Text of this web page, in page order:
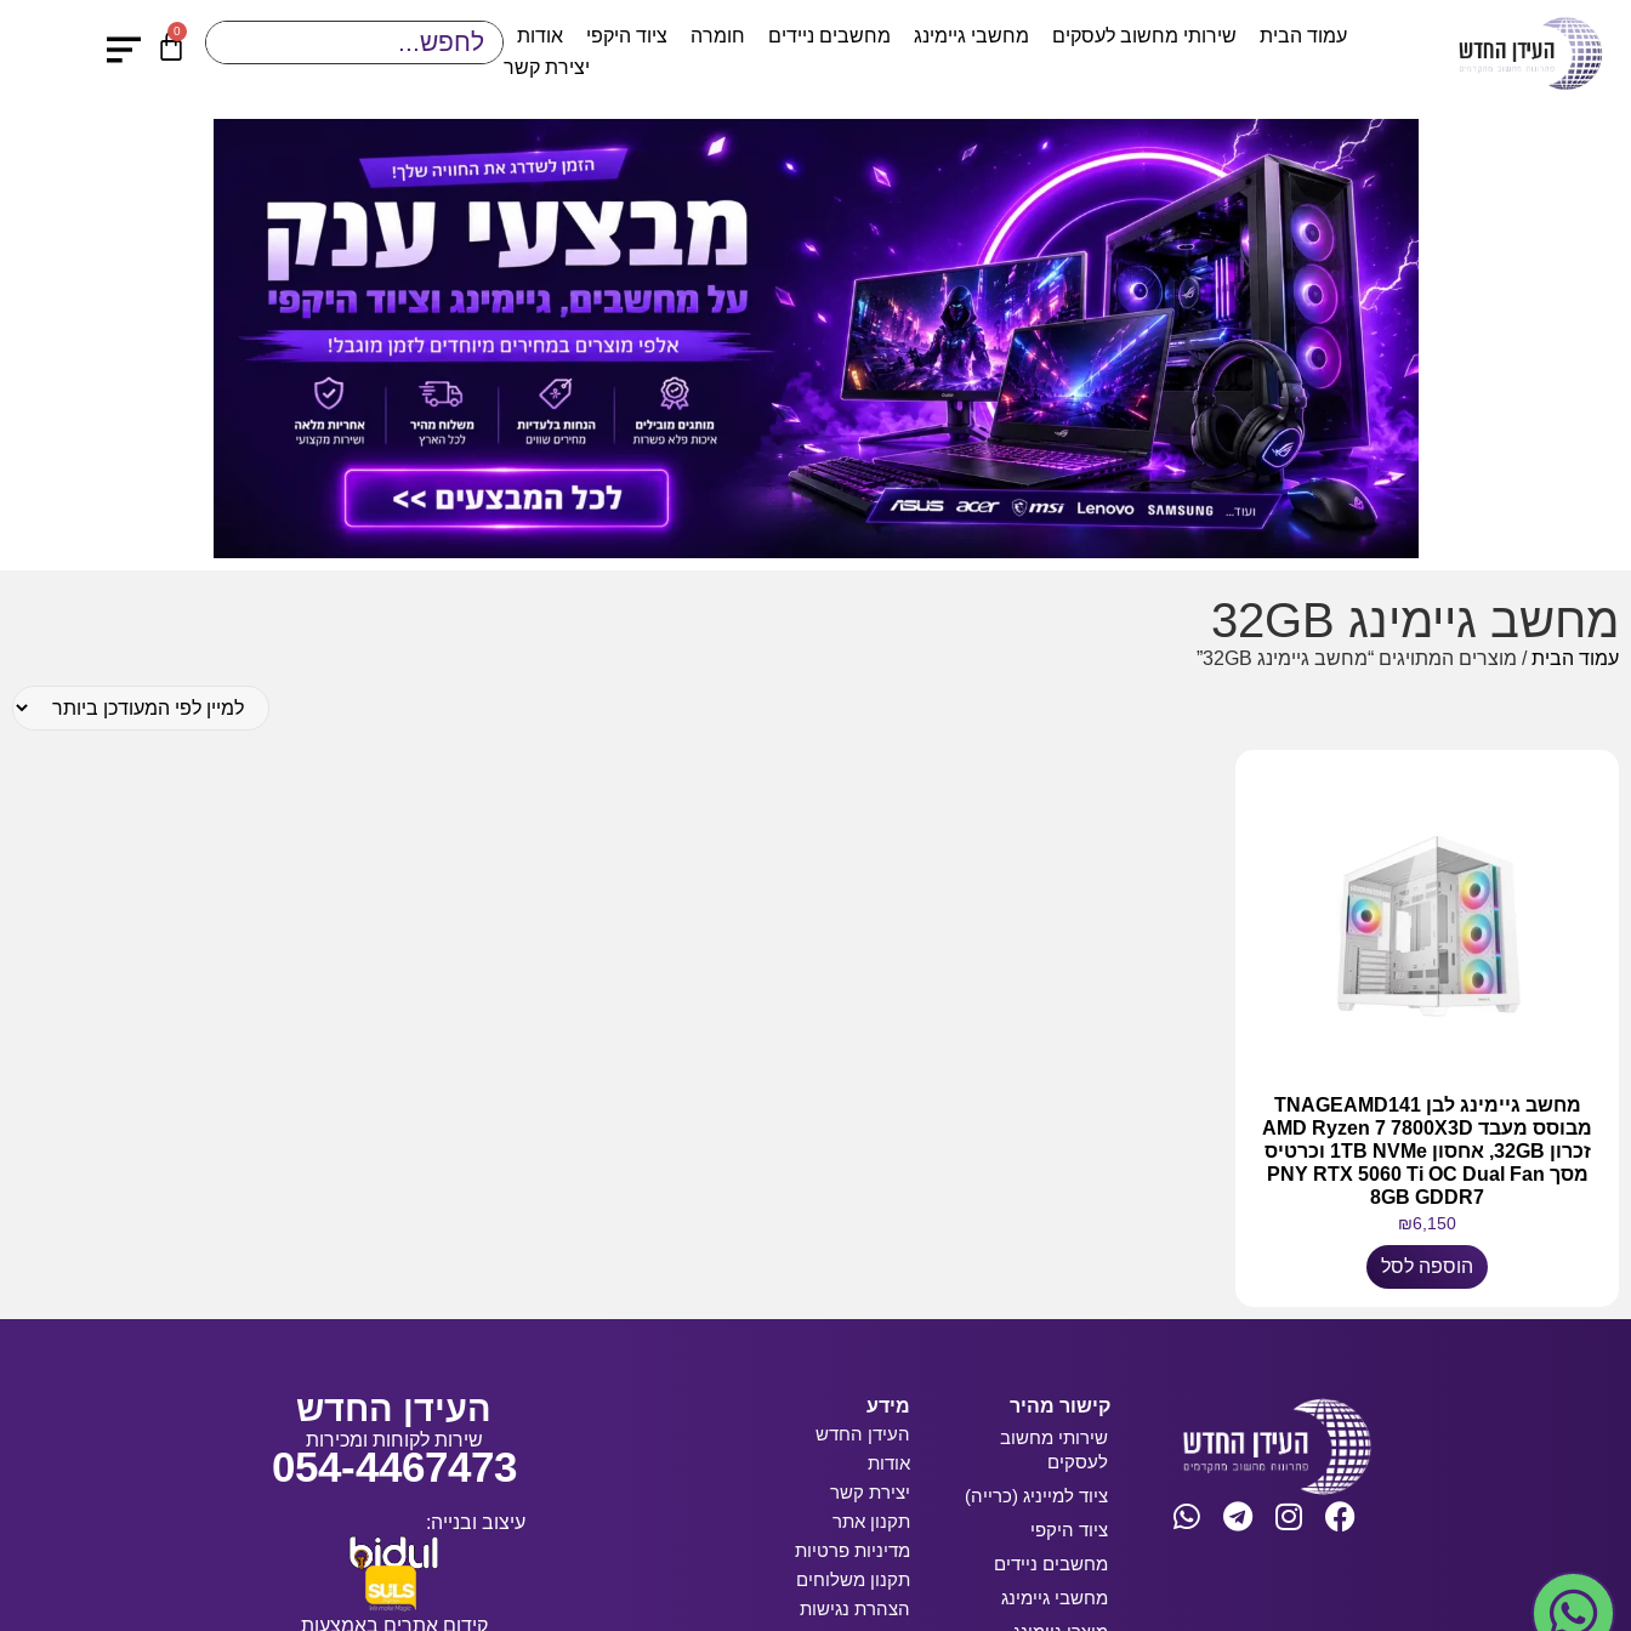
עמוד הבית שירותי מחשוב לעסקים מחשבי גיימינג מחשבים ניידים חומרה ציוד היקפי
אודות
יצירת קשר
0
מחשב גיימינג 32GB
עמוד הבית/ מוצרים המתויגים “מחשב גיימינג 32GB”
מחשב גיימינג לבן TNAGEAMD141
מבוסס מעבד AMD Ryzen 7 7800X3D
זכרון 32GB, אחסון 1TB NVMe וכרטיס
מסך PNY RTX 5060 Ti OC Dual Fan
8GB GDDR7
₪6,150
הוספה לסל
קישור מהיר
שירותי מחשוב
לעסקים
ציוד למייניג (כרייה)
ציוד היקפי
מחשבים ניידים
מחשבי גיימינג
מידע
העידן החדש
אודות
יצירת קשר
תקנון אתר
מדיניות פרטיות
תקנון משלוחים
הצהרת נגישות
העידן החדש
שירות לקוחות ומכירות
054-4467473
עיצוב ובנייה:
קידום אתרים באמצעות